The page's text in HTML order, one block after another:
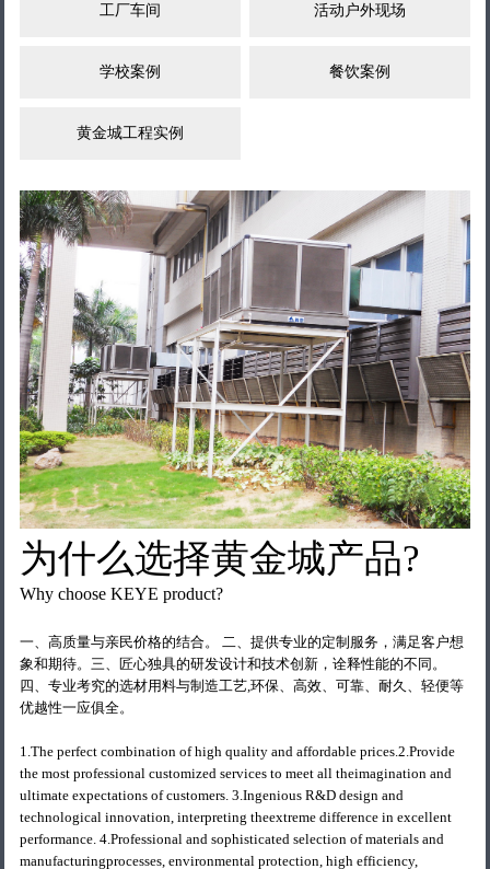
工厂车间 活动户外现场
学校案例 餐饮案例
黄金城工程实例
为什么选择黄金城产品?
Why choose KEYE product?
一、高质量与亲民价格的结合。 二、提供专业的定制服务，满足客户想
象和期待。三、匠心独具的研发设计和技术创新，诠释性能的不同。
四、专业考究的选材用料与制造工艺,环保、高效、可靠、耐久、轻便等
优越性一应俱全。
1.The perfect combination of high quality and affordable prices.2.Provide
the most professional customized services to meet all theimagination and
ultimate expectations of customers. 3.Ingenious R&D design and
technological innovation, interpreting theextreme difference in excellent
performance. 4.Professional and sophisticated selection of materials and
manufacturingprocesses, environmental protection, high efficiency,